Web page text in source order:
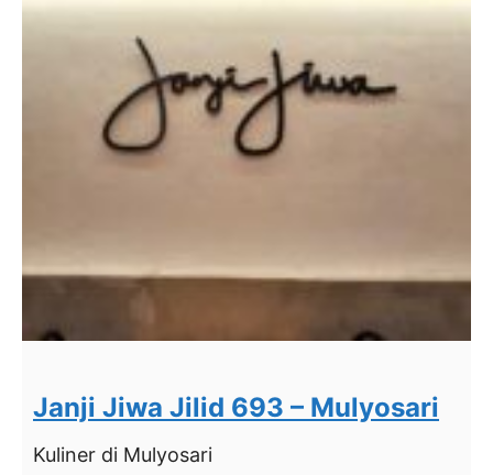
Janji Jiwa Jilid 693 – Mulyosari
Kuliner di Mulyosari